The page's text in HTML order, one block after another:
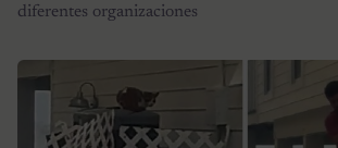
diferentes organizaciones